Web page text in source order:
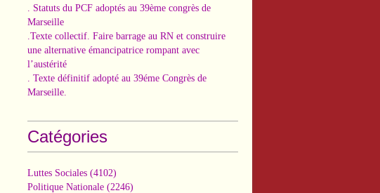
. Statuts du PCF adoptés au 39ème congrès de
Marseille
.Texte collectif. Faire barrage au RN et construire
une alternative émancipatrice rompant avec
l’austérité
. Texte définitif adopté au 39éme Congrès de
Marseille.
Catégories
Luttes Sociales (4102)
Politique Nationale (2246)